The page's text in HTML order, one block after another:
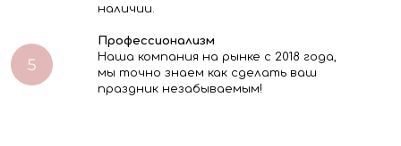
наличии.
Профессионализм
Наша компания на рынке с 2018 года,
мы точно знаем как сделать ваш
праздник незабываемым!